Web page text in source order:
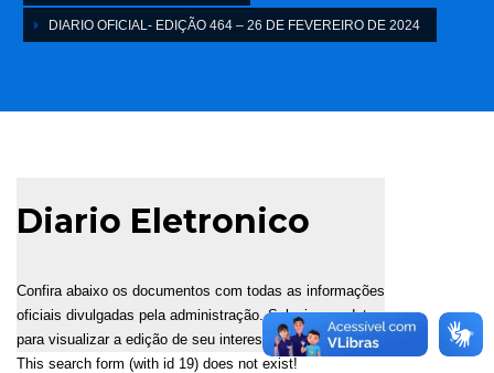
DIARIO OFICIAL- EDIÇÃO 464 – 26 DE FEVEREIRO DE 2024
Diario Eletronico
Confira abaixo os documentos com todas as informações
oficiais divulgadas pela administração. Selecione a data
para visualizar a edição de seu interesse.
This search form (with id 19) does not exist!